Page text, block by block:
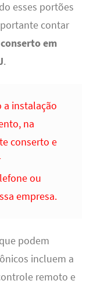
esses portões
contar
conserto em
.
a instalação
na
conserto e
ou
empresa.
podem
incluem a
remoto e